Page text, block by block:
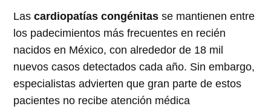
Lascardiopatías congénitas se mantienen entre
los padecimientos más frecuentes en recién
nacidos en México, con alrededor de 18 mil
nuevos casos detectados cada año. Sin embargo,
especialistas advierten que gran parte de estos
pacientes no recibe atención médica